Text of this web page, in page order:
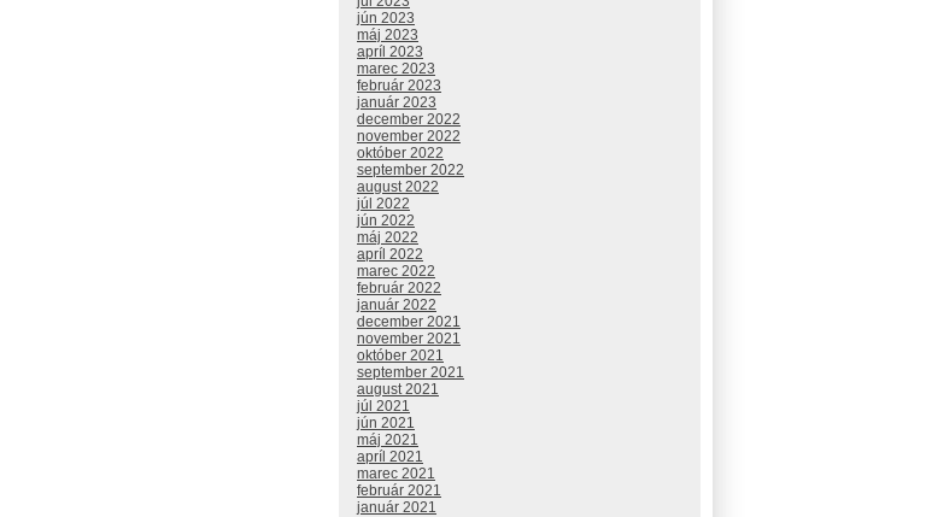
jún 2023
máj 2023
apríl 2023
marec 2023
február 2023
január 2023
december 2022
november 2022
október 2022
september 2022
august 2022
júl 2022
jún 2022
máj 2022
apríl 2022
marec 2022
február 2022
január 2022
december 2021
november 2021
október 2021
september 2021
august 2021
júl 2021
jún 2021
máj 2021
apríl 2021
marec 2021
február 2021
január 2021